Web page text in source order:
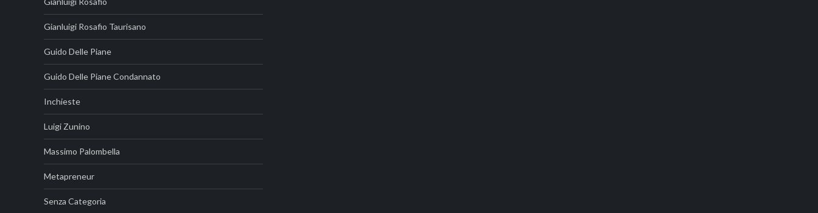
Gianluigi Rosafio Taurisano
Guido Delle Piane
Guido Delle Piane Condannato
Inchieste
Luigi Zunino
Massimo Palombella
Metapreneur
Senza Categoria